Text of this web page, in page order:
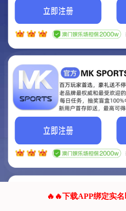
我们的网站正
它将是非常棒
联系我们!